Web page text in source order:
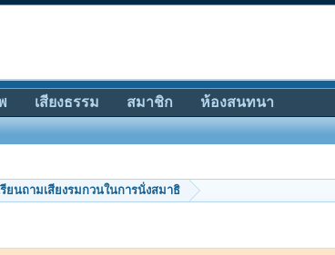
ยนถามเสียงรมกวนในการนั่งสมาธิ
เสียงธรรม สมาชิก ห้องสนทนา